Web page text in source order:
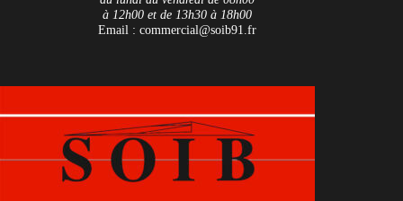
à 12h00 et de 13h30 à 18h00
Email : commercial@soib91.fr